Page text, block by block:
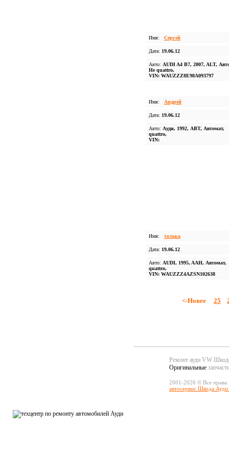
Имя: Сергей
Дата: 19.06.12
Авто: AUDI A4 B7, 2007, ALT,
Не quattro,
VIN: WAUZZZ8E98A093797
Имя: Андрей
Дата: 19.06.12
Авто: Ауди, 1992, АВТ, Автомат,
quattro,
VIN:
Имя: толька
Дата: 19.06.12
Авто: AUDI, 1995, AAH, Автомат,
quattro,
VIN: WAUZZZ4AZSN102638
<-Новее 25
Ремонт ауди VW
Оригинальные
2001-2026 © Все
автосервис Шкода